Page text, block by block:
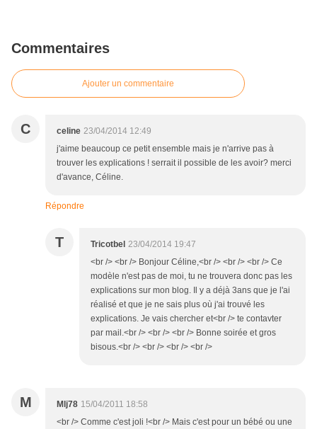
Commentaires
Ajouter un commentaire
C celine 23/04/2014 12:49
j'aime beaucoup ce petit ensemble mais je n'arrive pas à
trouver les explications ! serrait il possible de les avoir? merci
d'avance, Céline.
Répondre
T Tricotbel 23/04/2014 19:47
<br /> <br /> Bonjour Céline,<br /> <br /> <br /> Ce
modèle n'est pas de moi, tu ne trouvera donc pas les
explications sur mon blog. Il y a déjà 3ans que je l'ai
réalisé et que je ne sais plus où j'ai trouvé les
explications. Je vais chercher et<br /> te contavter
par mail.<br /> <br /> <br /> Bonne soirée et gros
bisous.<br /> <br /> <br /> <br />
M Mlj78 15/04/2011 18:58
<br /> Comme c'est joli !<br /> Mais c'est pour un bébé ou une